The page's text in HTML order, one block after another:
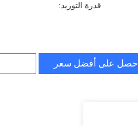
قدرة التوريد:
احصل على أفضل سعر